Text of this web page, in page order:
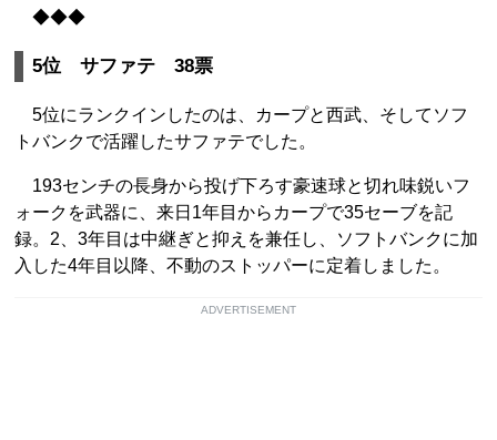
◆◆◆
5位 サファテ 38票
5位にランクインしたのは、カープと西武、そしてソフ
トバンクで活躍したサファテでした。
193センチの長身から投げ下ろす豪速球と切れ味鋭いフ
ォークを武器に、来日1年目からカープで35セーブを記
録。2、3年目は中継ぎと抑えを兼任し、ソフトバンクに加
入した4年目以降、不動のストッパーに定着しました。
ADVERTISEMENT